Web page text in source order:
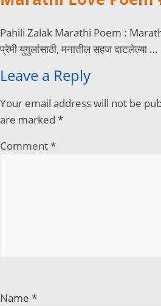
Pahili Zalak Marathi Poem :
प्रेमी युगुलांसाठी, मनातील सहज दाटलेल्या …
Leave a Reply
Your email address will not be
are marked *
Comment*
Name *